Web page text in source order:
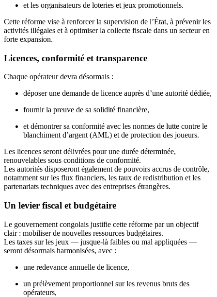
et les organisateurs de loteries et jeux promotionnels.
Cette réforme vise à renforcer la supervision de l’État, à prévenir les
activités illégales et à optimiser la collecte fiscale dans un secteur en
forte expansion.
Licences, conformité et transparence
Chaque opérateur devra désormais :
déposer une demande de licence auprès d’une autorité dédiée,
fournir la preuve de sa solidité financière,
et démontrer sa conformité avec les normes de lutte contre le
blanchiment d’argent (AML) et de protection des joueurs.
Les licences seront délivrées pour une durée déterminée,
renouvelables sous conditions de conformité.
Les autorités disposeront également de pouvoirs accrus de contrôle,
notamment sur les flux financiers, les taux de redistribution et les
partenariats techniques avec des entreprises étrangères.
Un levier fiscal et budgétaire
Le gouvernement congolais justifie cette réforme par un objectif
clair : mobiliser de nouvelles ressources budgétaires.
Les taxes sur les jeux — jusque-là faibles ou mal appliquées —
seront désormais harmonisées, avec :
une redevance annuelle de licence,
un prélèvement proportionnel sur les revenus bruts des
opérateurs,